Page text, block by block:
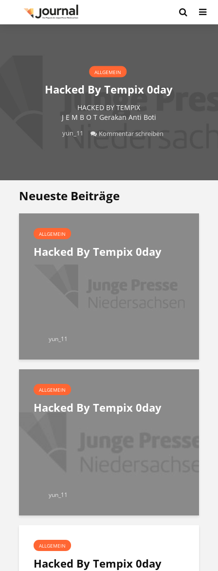
ALLGEMEIN
Hacked By Tempix 0day
HACKED BY TEMPIX
J E M B O T Gerakan Anti Boti
yun_11 Kommentar schreiben
Neueste Beiträge
ALLGEMEIN
Hacked By Tempix 0day
yun_11
ALLGEMEIN
Hacked By Tempix 0day
yun_11
ALLGEMEIN
Hacked By Tempix 0day